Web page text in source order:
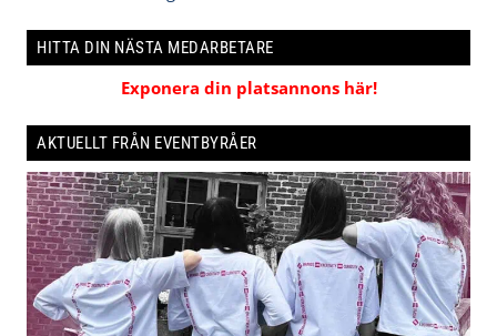
HITTA DIN NÄSTA MEDARBETARE
Exponera din platsannons här!
AKTUELLT FRÅN EVENTBYRÅER